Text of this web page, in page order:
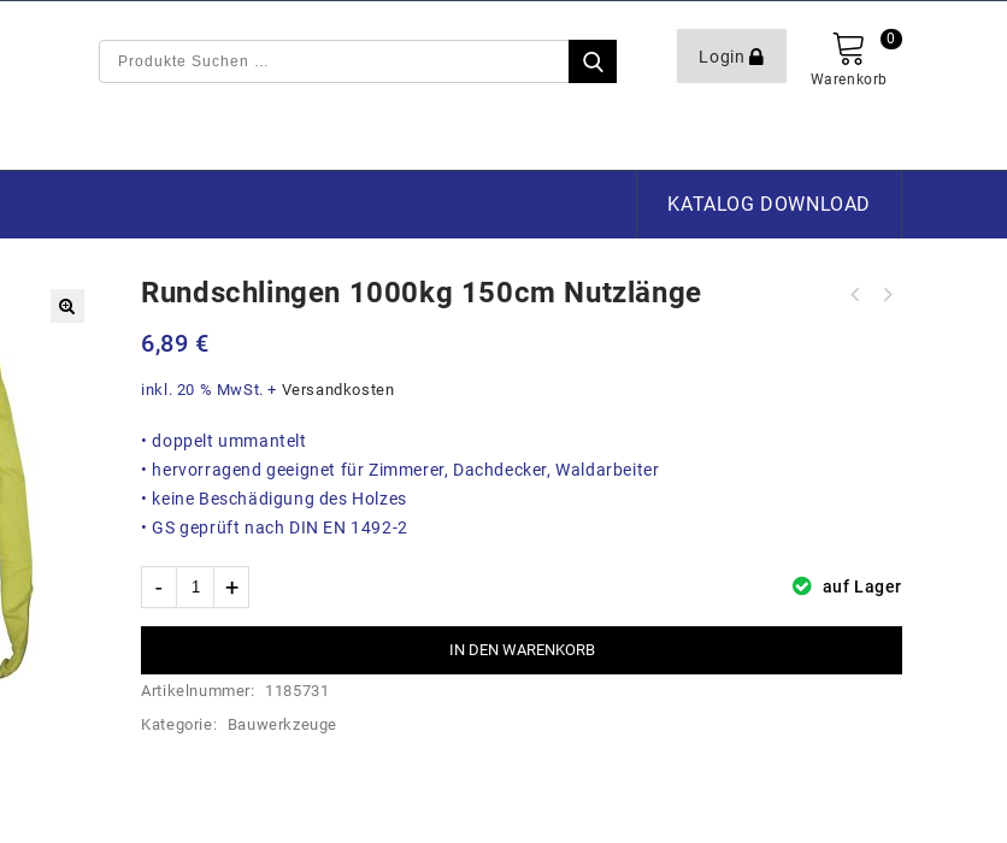
Login
Warenkorb
0
KATALOG DOWNLOAD
Rundschlingen 1000kg 150cm Nutzlänge
6,89 €
inkl. 20 % MwSt. + Versandkosten
• doppelt ummantelt
• hervorragend geeignet für Zimmerer, Dachdecker, Waldarbeiter
• keine Beschädigung des Holzes
• GS geprüft nach DIN EN 1492-2
auf Lager
IN DEN WARENKORB
Artikelnummer:
1185731
Kategorie:
Bauwerkzeuge